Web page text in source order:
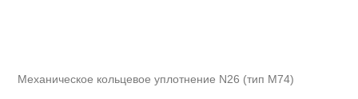
Механическое кольцевое уплотнение N26 (тип M74)